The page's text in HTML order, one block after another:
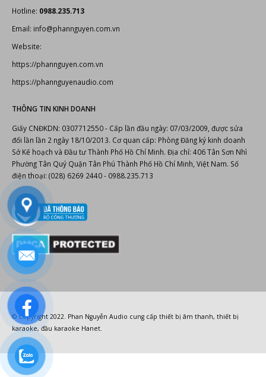
Hotline: 0988.235.713
Email: info@phannguyen.com.vn
Website:
https://phannguyen.com.vn
https://phannguyenaudio.com
THÔNG TIN KINH DOANH
Giấy CNĐKDN: 0307712550 - Cấp lần đầu ngày: 07/03/2009, được sửa
đổi lần lần 2 ngày 18/10/2013. Cơ quan cấp: Phòng Đăng ký kinh doanh
Sở Kế hoạch và Đầu tư Thành Phố Hồ Chí Minh. Địa chỉ: 406 Tân Sơn Nhì
Phường Tân Quý Quận Tân Phú Thành Phố Hồ Chí Minh, Việt Nam. Số
điện thoại: (028) 6269 2440 - 0988.235.713
© Copyright 2022. Phan Nguyễn Audio cung cấp thiết bị âm thanh, thiết bị
karaoke, đầu karaoke Hanet